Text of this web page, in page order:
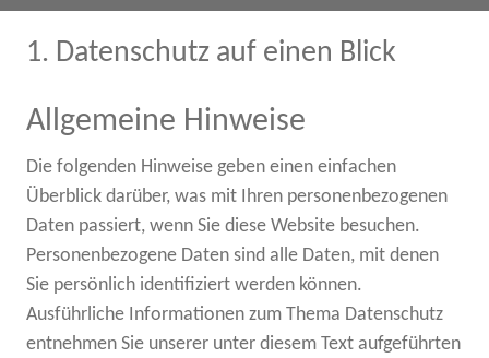
1. Datenschutz auf einen Blick
Allgemeine Hinweise
Die folgenden Hinweise geben einen einfachen
Überblick darüber, was mit Ihren personenbezogenen
Daten passiert, wenn Sie diese Website besuchen.
Personenbezogene Daten sind alle Daten, mit denen
Sie persönlich identifiziert werden können.
Ausführliche Informationen zum Thema Datenschutz
entnehmen Sie unserer unter diesem Text aufgeführten